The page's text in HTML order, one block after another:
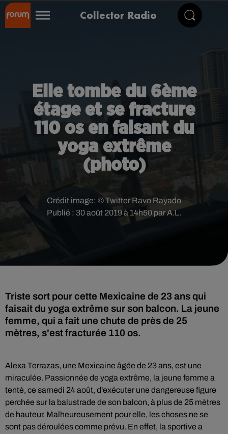
Collector Radio
Elle tombe du 6ème
étage et se fracture
110 os en faisant du
yoga extrême
(photo)
Publié : 30 août 2019 à 14h50 par A.L.
Crédit image: © Twitter Ravo Rayado
Triste sort pour cette Mexicaine de 23 ans qui
faisait du yoga extrême sur son balcon. La jeune
femme, qui a fait une chute de près de 25
mètres, s'est fracturée 110 os.
Alexa Terrazas, une Mexicaine âgée de 23 ans, est une
miraculée. Passionnée de yoga extrême, la jeune femme a
tenté, ce samedi 24 août, d'exécuter une dangereuse figure
perchée sur la balustrade de son balcon, à plus de 25 mètres
de hauteur. Malheureusement pour elle, les choses ne se
sont pas déroulées comme prévu. En effet, la sportive a